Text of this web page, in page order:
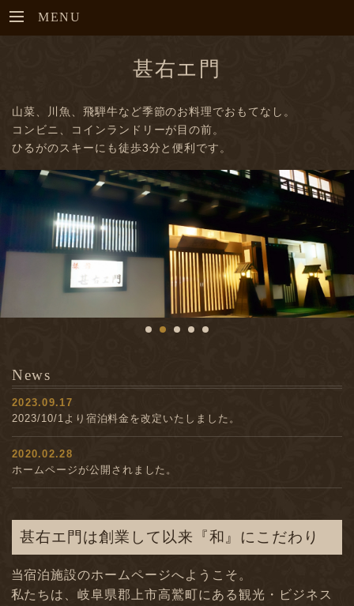
MENU
甚右エ門
山菜、川魚、飛騨牛など季節のお料理でおもてなし。
コンビニ、コインランドリーが目の前。
ひるがのスキーにも徒歩3分と便利です。
News
2023.09.17
2023/10/1より宿泊料金を改定いたしました。
2020.02.28
ホームページが公開されました。
甚右エ門は創業して以来『和』にこだわり
当宿泊施設のホームページへようこそ。
私たちは、岐阜県郡上市高鷲町にある観光・ビジネス